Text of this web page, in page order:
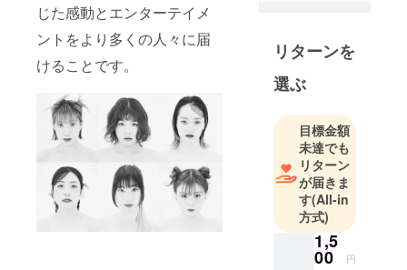
じた感動とエンターテイメ
ントをより多くの人々に届
けることです。
ダンサー6人
パワフルか
リッシュな
コレオと巧
みに使いこ
なす構成力
を武器に新
しい色を生
み出す。
リターンを
選ぶ
目標金額
未達でも
リターン
が届きま
す(All-in
方式)
1,5
00 円